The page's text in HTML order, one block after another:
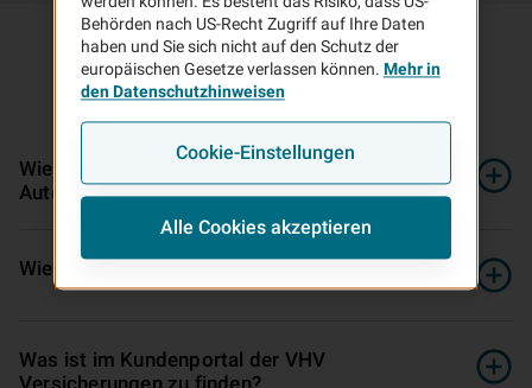
HäufigeFragenundAntworten
Wie kann ich bis zu 30 Prozent bei der
Autoversicherung sparen?
Wie verhalte ich mich nach einem Unfall?
Was ist im Kundenportal der VHV
Behörden nach US-Recht Zugriff auf Ihre Daten
haben und Sie sich nicht auf den Schutz der
europäischen Gesetze verlassen können. Mehr in
den Datenschutzhinweisen
Cookie-Einstellungen
Alle Cookies akzeptieren